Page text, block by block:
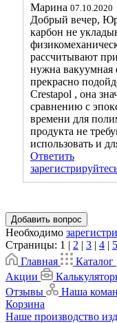
Марина 07.10.2020
Добрый вечер,
карбон не
рассчитывают
нужна вакуумная
прекрасно
Crestapol , она
сравнению с
времени для
продукта не
использовать и
Ответить
Добавить вопрос
Необходимо
Страницы: 1 | 2 | 3 | 4 | 5
Главная
Каталог
Акции
Отзывы
Наша
Корзина
Наше производство